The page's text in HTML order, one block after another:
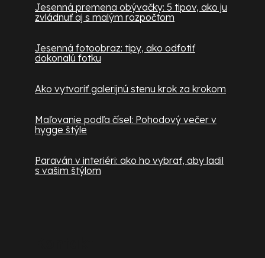
Jesenná premena obývačky: 5 tipov, ako ju
zvládnuť aj s malým rozpočtom
Jesenná fotoobraz: tipy, ako odfotiť
dokonalú fotku
Ako vytvoriť galerijnú stenu krok za krokom
Maľovanie podľa čísel: Pohodový večer v
hygge štýle
Paraván v interiéri: ako ho vybrať, aby ladil
s vašim štýlom